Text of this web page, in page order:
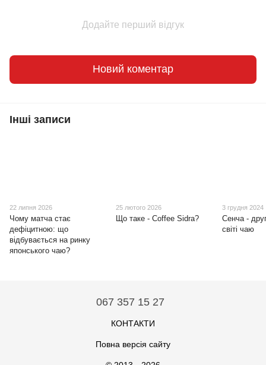
Додайте перший відгук
Новий коментар
Інші записи
22 липня 2026
Чому матча стає
дефіцитною: що
відбувається на ринку
японського чаю?
25 лютого 2026
Що таке - Coffee Sidra?
3 грудня 2024
Сенча -
світі чаю
067 357 15 27
КОНТАКТИ
Повна версія сайту